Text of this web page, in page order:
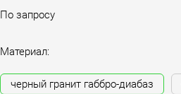
По запросу
Материал:
черный гранит габбро-диабаз